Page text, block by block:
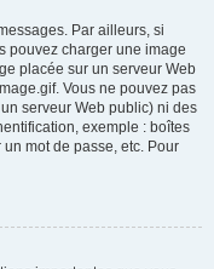
Par ailleurs, si
pouvez charger une image
placée sur un serveur Web
Vous ne pouvez pas
serveur Web public) ni des
exemple : boîtes
mot de passe, etc. Pour